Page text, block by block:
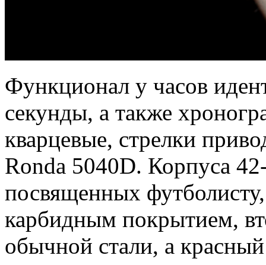
Функционал у часов
секунды, а также
кварцевые, стрелки
Ronda 5040D. Корпуса
посвященных
карбидным покрытием,
обычной стали, а